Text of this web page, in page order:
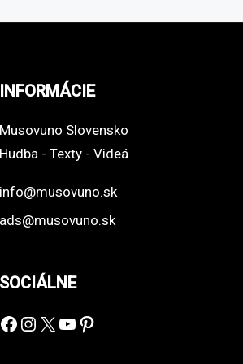
INFORMÁCIE
Musovuno Slovensko
Hudba - Texty - Videá
info@musovuno.sk
ads@musovuno.sk
SOCIÁLNE
Facebook
Instagram
X YouTube
Pinterest